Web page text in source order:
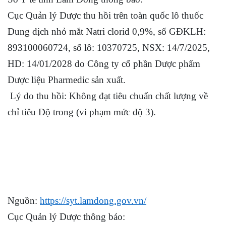
Cục Quản lý Dược thu hồi trên toàn quốc lô thuốc
Dung dịch nhỏ mắt Natri clorid 0,9%, số GĐKLH:
893100060724, số lô: 10370725, NSX: 14/7/2025,
HD: 14/01/2028 do Công ty cổ phần Dược phẩm
Dược liệu Pharmedic sản xuất.
Lý do thu hồi: Không đạt tiêu chuẩn chất lượng về
chỉ tiêu Độ trong (vi phạm mức độ 3).
Nguồn: https://syt.lamdong.gov.vn/
Cục Quản lý Dược thông báo: